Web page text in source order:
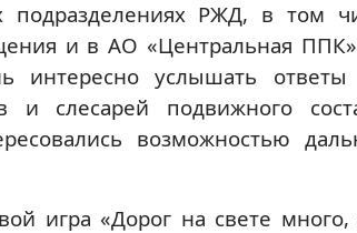
подразделениях РЖД, в том
и в АО «Центральная
интересно услышать
слесарей подвижного
возможностью
игра «Дорог на свете